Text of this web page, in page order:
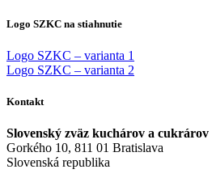
Logo SZKC na stiahnutie
Logo SZKC – varianta 1
Logo SZKC – varianta 2
Kontakt
Slovenský zväz kuchárov a cukrárov
Gorkého 10, 811 01 Bratislava
Slovenská republika